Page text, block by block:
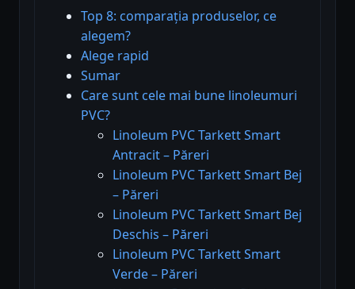
Top 8: comparația produselor, ce
alegem?
Alege rapid
Sumar
Care sunt cele mai bune linoleumuri
PVC?
Linoleum PVC Tarkett Smart
Antracit – Păreri
Linoleum PVC Tarkett Smart Bej
– Păreri
Linoleum PVC Tarkett Smart Bej
Deschis – Păreri
Linoleum PVC Tarkett Smart
Verde – Păreri